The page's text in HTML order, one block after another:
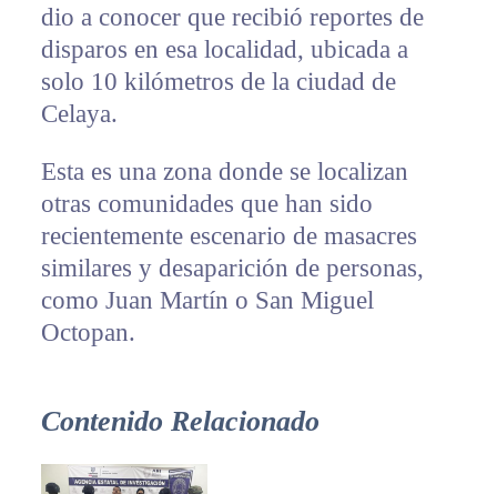
dio a conocer que recibió reportes de
disparos en esa localidad, ubicada a
solo 10 kilómetros de la ciudad de
Celaya.
Esta es una zona donde se localizan
otras comunidades que han sido
recientemente escenario de masacres
similares y desaparición de personas,
como Juan Martín o San Miguel
Octopan.
Contenido Relacionado